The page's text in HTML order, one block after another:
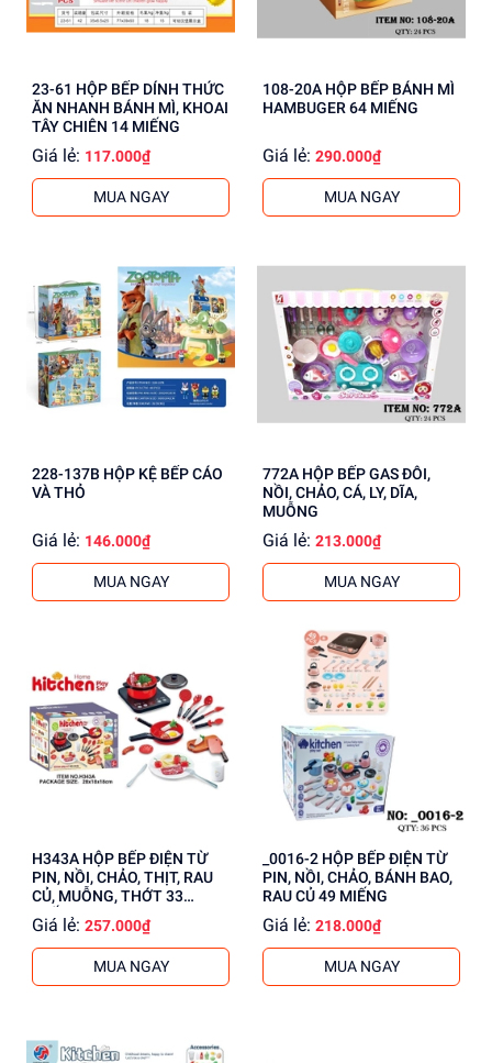
23-61 HỘP BẾP DÍNH THỨC
ĂN NHANH BÁNH MÌ, KHOAI
TÂY CHIÊN 14 MIẾNG
Giá lẻ: 117.000₫
MUA NGAY
108-20A HỘP BẾP BÁNH MÌ
HAMBUGER 64 MIẾNG
Giá lẻ: 290.000₫
MUA NGAY
228-137B HỘP KỆ BẾP CÁO
VÀ THỎ
Giá lẻ: 146.000₫
MUA NGAY
772A HỘP BẾP GAS ĐÔI,
NỒI, CHẢO, CÁ, LY, DĨA,
MUỖNG
Giá lẻ: 213.000₫
MUA NGAY
H343A HỘP BẾP ĐIỆN TỪ
PIN, NỒI, CHẢO, THỊT, RAU
CỦ, MUỖNG, THỚT 33
MIẾNG
Giá lẻ: 257.000₫
MUA NGAY
_0016-2 HỘP BẾP ĐIỆN TỪ
PIN, NỒI, CHẢO, BÁNH BAO,
RAU CỦ 49 MIẾNG
Giá lẻ: 218.000₫
MUA NGAY